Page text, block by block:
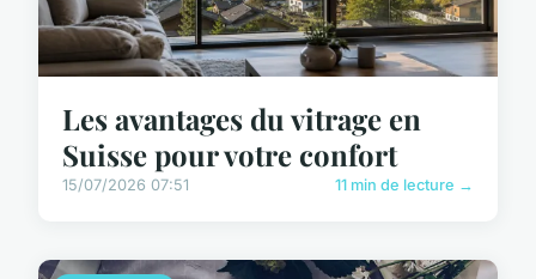
Les avantages du vitrage en
Suisse pour votre confort
15/07/2026 07:51 11 min de lecture →